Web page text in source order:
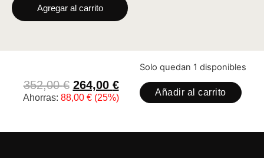
Agregar al carrito
352,00€ 264,00 €
Ahorras: 88,00 € (25%)
Solo quedan 1 disponibles
Añadir al carrito